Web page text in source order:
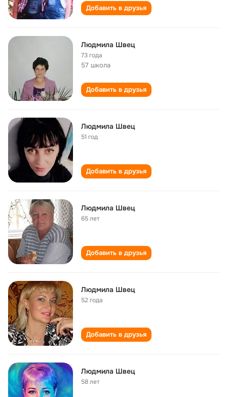
Добавить в друзья
Людмила Швец
73 года
57 школа
Добавить в друзья
Людмила Швец
51 год
Добавить в друзья
Людмила Швец
65 лет
Добавить в друзья
Людмила Швец
52 года
Добавить в друзья
Людмила Швец
58 лет